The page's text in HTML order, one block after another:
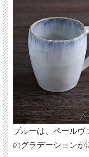
ブルーは、ペールヴ
のグラデーションが